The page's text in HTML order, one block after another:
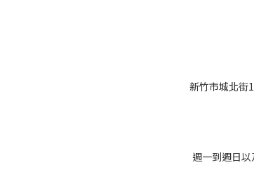
新竹市城北街
週一到週日以